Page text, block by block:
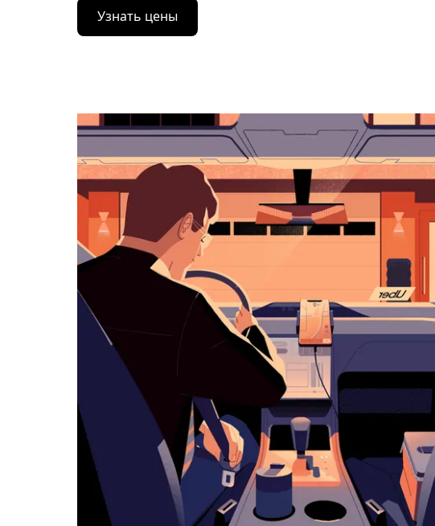
Нажмите
стрелку
вниз,
выбрать
дату.
закрыть
календарь,
нажмите
Esc.
Узнать цены